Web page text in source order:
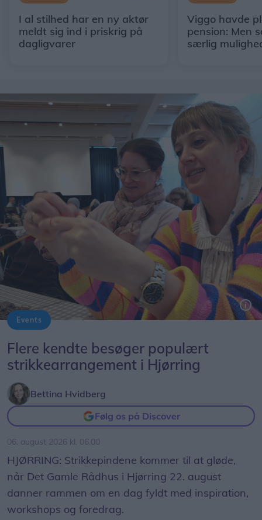
I al stilhed har en ny aktør
meldt sig ind i priskrig på
dagligvarer
Viggo havde
pension: Men
særlig
Events
Flere kendte besøger populært
strikkearrangement i Hjørring
Bettina Hvidberg
Følg os på Discover
06. august 2026 kl. 06.00
HJØRRING: Strikkepindene kommer til at gløde,
når Det Gamle Rådhus i Hjørring 22. august
danner rammen om en dag fyldt med inspiration,
workshops og foredrag.